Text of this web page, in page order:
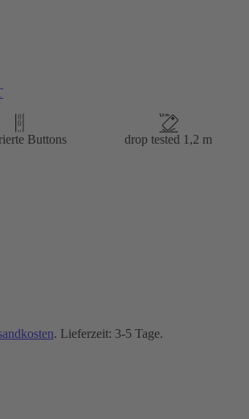
Buttons
drop tested 1,2 m
. Lieferzeit: 3-5 Tage.